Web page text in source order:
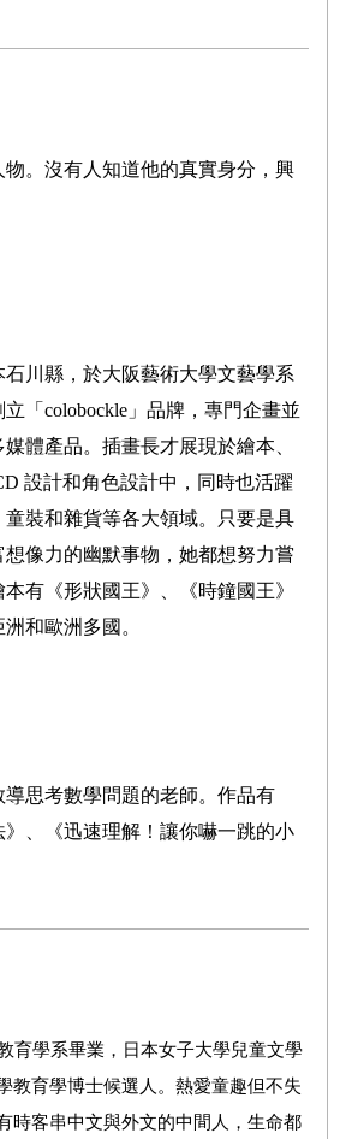
物。沒有人知道他的真實身分，興
石川縣，於大阪藝術大學文藝學系
「 colobockle 」品牌，專門企畫並
體產品。插畫長才展現於繪本、
設計和角色設計中，同時也活躍
裝和雜貨等各大領域。只要是具
像力的幽默事物，她都想努力嘗
有《形狀國王》、《時鐘國王》
和歐洲多國。
思考數學問題的老師。作品有
》、《迅速理解！讓你嚇一跳的小
育學系畢業，日本女子大學兒童文學
教育學博士候選人。熱愛童趣但不失
時客串中文與外文的中間人，生命都